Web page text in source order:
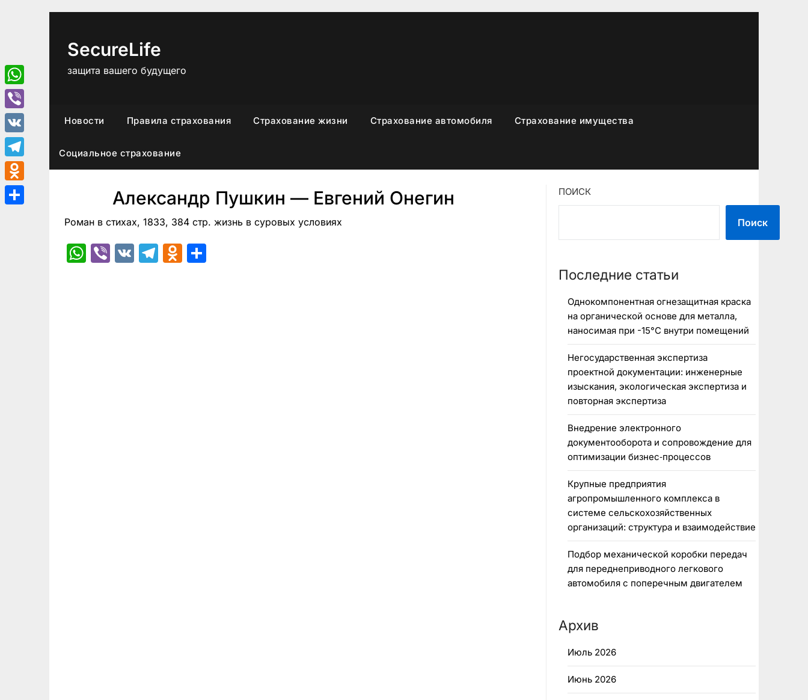
SecureLife
защита вашего будущего
Новости Правила страхования Страхование жизни Страхование автомобиля Страхование имущества
Социальное страхование
Александр Пушкин — Евгений Онегин
Роман в стихах, 1833, 384 стр. жизнь в суровых условиях
WhatsApp
Viber
VK Telegram
Odnoklassniki
ПОИСК
Поиск
Последние статьи
Однокомпонентная огнезащитная краска
на органической основе для металла,
наносимая при -15°C внутри помещений
Негосударственная экспертиза
проектной документации: инженерные
изыскания, экологическая экспертиза и
повторная экспертиза
Внедрение электронного
документооборота и сопровождение для
оптимизации бизнес‑процессов
Крупные предприятия
агропромышленного комплекса в
системе сельскохозяйственных
организаций: структура и взаимодействие
Подбор механической коробки передач
для переднеприводного легкового
автомобиля с поперечным двигателем
Архив
Июль 2026
Июнь 2026
WhatsApp
Viber
VK
Telegram
Odnoklassniki